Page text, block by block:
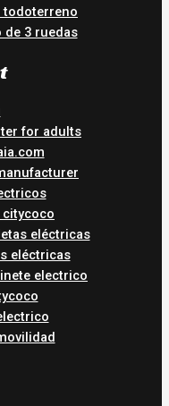
3 ruedas
for adults
eléctricas
eléctricas
electrico